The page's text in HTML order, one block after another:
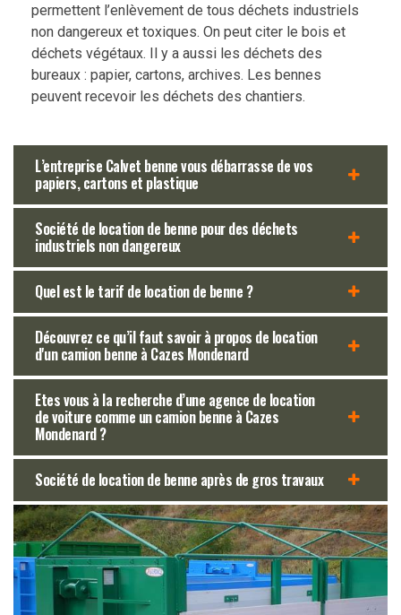
permettent l’enlèvement de tous déchets industriels
non dangereux et toxiques. On peut citer le bois et
déchets végétaux. Il y a aussi les déchets des
bureaux : papier, cartons, archives. Les bennes
peuvent recevoir les déchets des chantiers.
L’entreprise Calvet benne vous débarrasse de vos
papiers, cartons et plastique
Société de location de benne pour des déchets
industriels non dangereux
Quel est le tarif de location de benne ?
Découvrez ce qu’il faut savoir à propos de location
d'un camion benne à Cazes Mondenard
Etes vous à la recherche d’une agence de location
de voiture comme un camion benne à Cazes
Mondenard ?
Société de location de benne après de gros travaux